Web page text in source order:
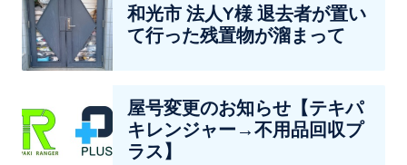
和光市 法人Y様 退去者が置い
て行った残置物が溜まって
屋号変更のお知らせ【テキパ
キレンジャー→不用品回収プ
ラス】